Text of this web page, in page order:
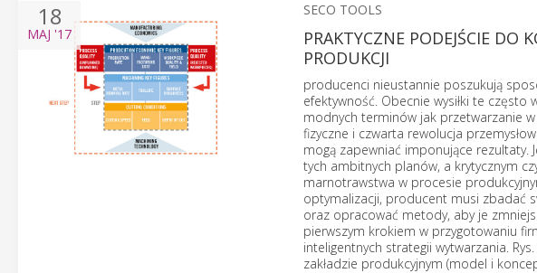
18
MAJ '17
SECO TOOLS
PRAKTYCZNE PODEJŚCIE DO
PRODUKCJI
producenci nieustannie poszukują
efektywność. Obecnie wysiłki te
modnych terminów jak przetwarzanie
fizyczne i czwarta rewolucja
mogą zapewniać imponujące rezultaty.
tych ambitnych planów, a krytycznym
marnotrawstwa w procesie
optymalizacji, producent musi zbadać
oraz opracować metody, aby je
pierwszym krokiem w przygotowaniu
inteligentnych strategii wytwarzania.
zakładzie produkcyjnym (model i